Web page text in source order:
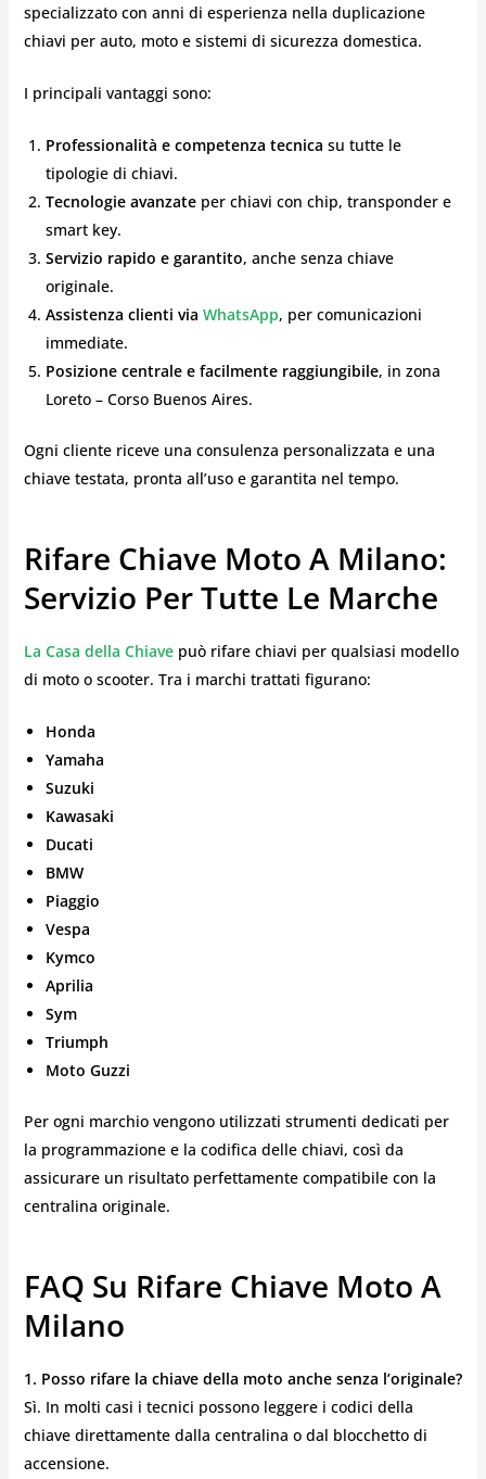
specializzato con anni di esperienza nella duplicazione
chiavi per auto, moto e sistemi di sicurezza domestica.
I principali vantaggi sono:
Professionalità e competenza tecnica su tutte le
tipologie di chiavi.
Tecnologie avanzateper chiavi con chip, transponder e
smart key.
Servizio rapido e garantito, anche senza chiave
originale.
Assistenza clienti via WhatsApp, per comunicazioni
immediate.
Posizione centrale e facilmente raggiungibile, in zona
Loreto – Corso Buenos Aires.
Ogni cliente riceve una consulenza personalizzata e una
chiave testata, pronta all’uso e garantita nel tempo.
Rifare Chiave Moto A Milano:
Servizio Per Tutte Le Marche
La Casa della Chiavepuò rifare chiavi per qualsiasi modello
di moto o scooter. Tra i marchi trattati figurano:
Honda
Yamaha
Suzuki
Kawasaki
Ducati
BMW
Piaggio
Vespa
Kymco
Aprilia
Sym
Triumph
Moto Guzzi
Per ogni marchio vengono utilizzati strumenti dedicati per
la programmazione e la codifica delle chiavi, così da
assicurare un risultato perfettamente compatibile con la
centralina originale.
FAQ Su Rifare Chiave Moto A
Milano
1. Posso rifare la chiave della moto anche senza l’originale?
Sì. In molti casi i tecnici possono leggere i codici della
chiave direttamente dalla centralina o dal blocchetto di
accensione.